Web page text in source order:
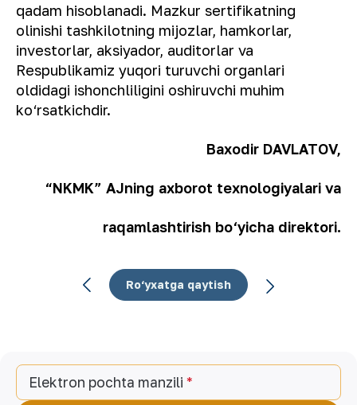
qadam hisoblanadi. Mazkur sertifikatning
olinishi tashkilotning mijozlar, hamkorlar,
investorlar, aksiyador, auditorlar va
Respublikamiz yuqori turuvchi organlari
oldidagi ishonchliligini oshiruvchi muhim
ko‘rsatkichdir.
Baxodir DAVLATOV,
“NKMK” AJning axborot texnologiyalari va
raqamlashtirish bo‘yicha direktori.
Ro‘yxatga qaytish
Elektron pochta manzili